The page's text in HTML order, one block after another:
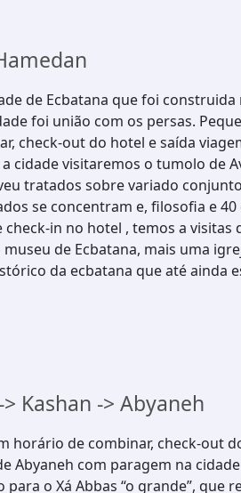
de Ecbatana que foi construida
foi união com os persas.
check-out do hotel e saída
cidade visitaremos o tumolo de
tratados sobre variado
se concentram e, filosofia e
in no hotel , temos a visitas
de Ecbatana, mais uma
da ecbatana que até ainda
Kashan -> Abyaneh
horário de combinar, check-out
Abyaneh com paragem na
o Xá Abbas “o grande”, que